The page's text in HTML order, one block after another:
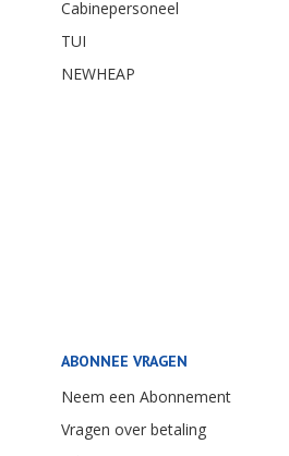
Cabinepersoneel
TUI
NEWHEAP
ABONNEE VRAGEN
Neem een Abonnement
Vragen over betaling